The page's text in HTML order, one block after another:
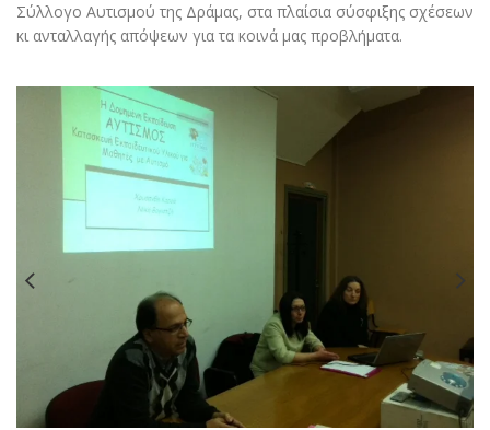
Σύλλογο Αυτισμού της Δράμας, στα πλαίσια σύσφιξης σχέσεων
κι ανταλλαγής απόψεων για τα κοινά μας προβλήματα.